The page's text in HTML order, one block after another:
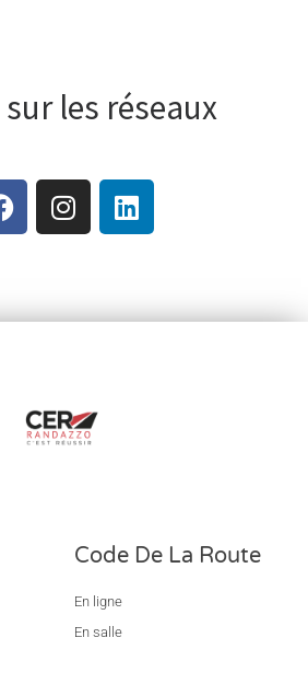
les réseaux
Code De La Route
En ligne
En salle